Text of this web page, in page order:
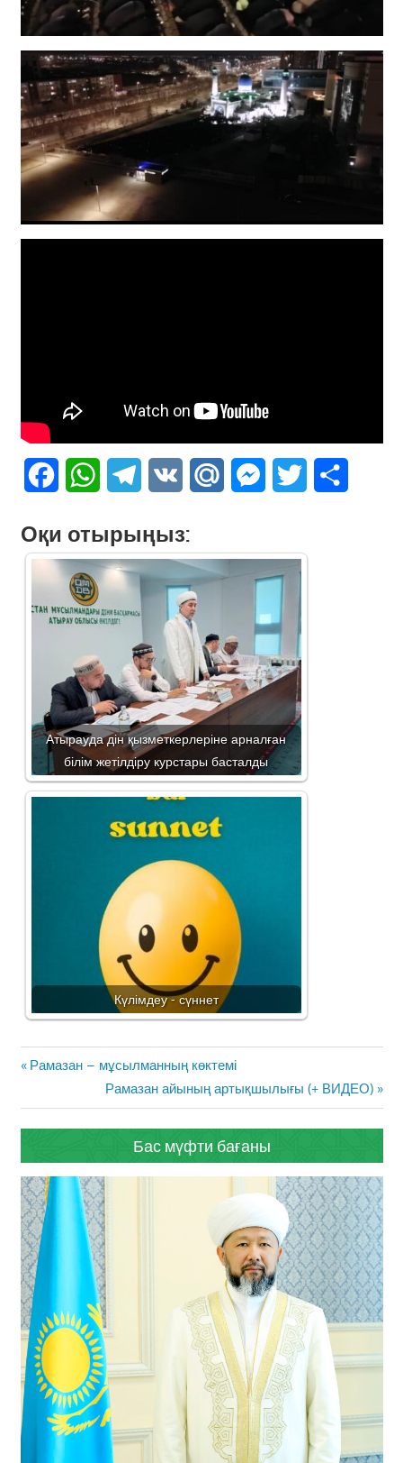
FacebookWhatsAppTelegram
VK Mail.Ru Messenger
Twitter
Оқи отырыңыз:
Атырауда дін қызметкерлеріне арналған
білім жетілдіру курстары басталды
Күлімдеу - сүннет
Жазба
навигациясы
Previous
Рамазан – мұсылманның көктемі
Next
Post:
Рамазан айының артықшылығы (+ ВИДЕО)
Бас мүфти бағаны